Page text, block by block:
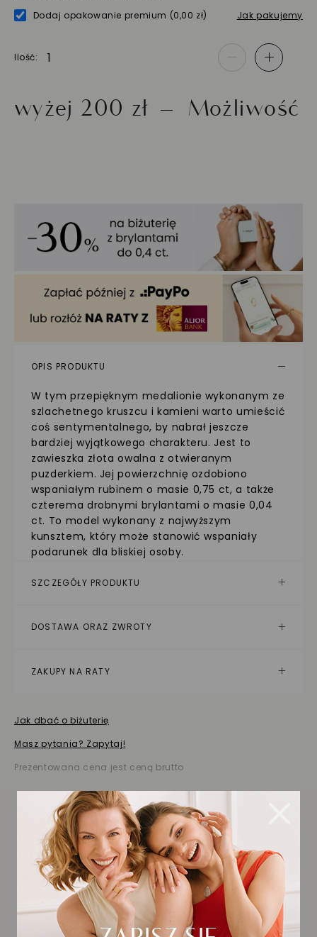
Dodaj opakowanie premium (0,00 zł) Jak pakujemy
Ilość - +
200 zł Możliwość
OPIS PRODUKTU
W tym przepięknym medalionie wykonanym ze
szlachetnego kruszcu i kamieni warto umieścić
coś sentymentalnego, by nabrał jeszcze
bardziej wyjątkowego charakteru. Jest to
zawieszka złota owalna z otwieranym
puzderkiem. Jej powierzchnię ozdobiono
wspaniałym rubinem o masie 0,75 ct, a także
czterema drobnymi brylantami o masie 0,04
ct. To model wykonany z najwyższym
kunsztem, który może stanowić wspaniały
podarunek dla bliskiej osoby.
SZCZEGÓŁY PRODUKTU
DOSTAWA ORAZ ZWROTY
ZAKUPY NA RATY
Jak dbać o biżuterię
Masz pytania? Zapytaj!
Prezentowana cena jest ceną brutto
Biżuteria wybrana dla
Ciebie